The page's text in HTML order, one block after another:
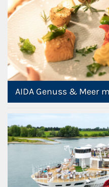
AIDA Genuss & Meer